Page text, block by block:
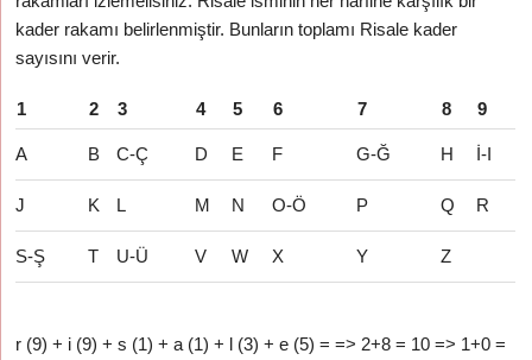
kader rakamı belirlenmiştir. Bunların toplamı Risale kader
sayısını verir.
1 2 3 4 5 6 7 8 9
A B C-Ç D E F G-Ğ H İ-I
J K L M N O-Ö P Q R
S-Ş T U-Ü V W X Y Z
r (9) + i (9) + s (1) + a (1) + l (3) + e (5) = => 2+8 = 10 => 1+0 =